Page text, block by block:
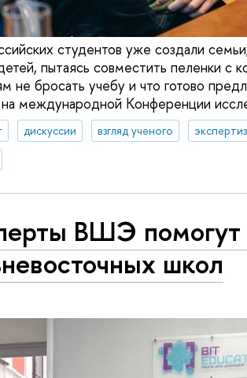
студентов уже создали
пытаясь совместить пеленки с
не бросать учебу и что готово
международной Конференции
дискуссии взгляд ученого
ВШЭ помогут
школ